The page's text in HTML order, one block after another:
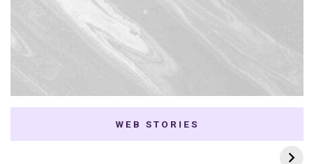
WEB STORIES
7 K-dramas Enemies
to Lovers
Thai Dramas com
First e Khaotung